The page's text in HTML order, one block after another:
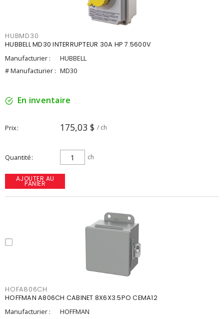
HUBMD30
HUBBELL MD30 INTERRUPTEUR 30A HP 7.5600V
Manufacturier :
HUBBELL
# Manufacturier : MD30
En inventaire
Prix 175,03 $ / ch
Quantité ch
AJOUTER AU
PANIER
HOFA806CH
HOFFMAN A806CH CABINET 8X6X3.5PO CEMA12
Manufacturier :
HOFFMAN